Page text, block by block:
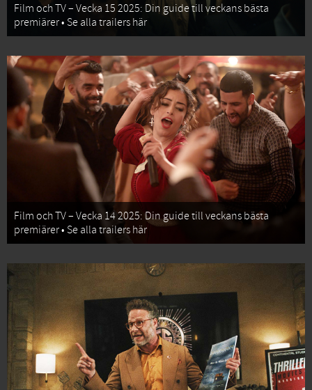
Film och TV – Vecka 15 2025: Din guide till veckans bästa
premiärer • Se alla trailers här
Film och TV – Vecka 14 2025: Din guide till veckans bästa
premiärer • Se alla trailers här